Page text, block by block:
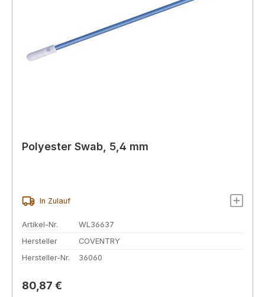
Polyester Swab, 5,4 mm
In Zulauf
Artikel-Nr.
WL36637
Hersteller
COVENTRY
Hersteller-Nr.
36060
Regulärer Preis:
80,87 €